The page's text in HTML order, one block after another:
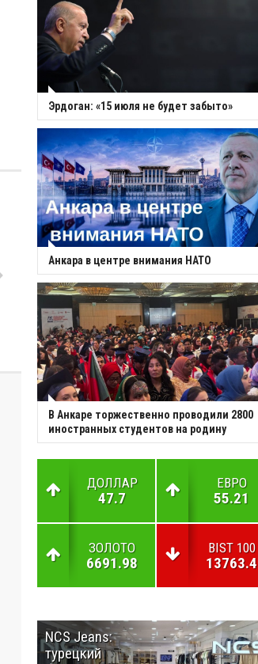
Эрдоган: «15 июля не будет забыто»
Анкара в центре внимания НАТО
В Анкаре торжественно проводили 2800
иностранных студентов на родину
ДОЛЛАР
47.7
ЕВРО
55.21
ЗОЛОТО
6691.98
BIST 100
13763.4
NCS Jeans:
турецкий